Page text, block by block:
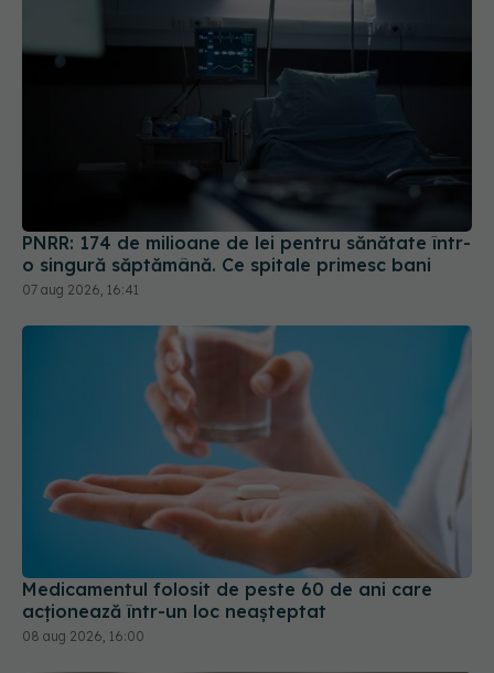
PNRR: 174 de milioane de lei pentru sănătate într-
o singură săptămână. Ce spitale primesc bani
07 aug 2026, 16:41
Medicamentul folosit de peste 60 de ani care
acționează într-un loc neașteptat
08 aug 2026, 16:00